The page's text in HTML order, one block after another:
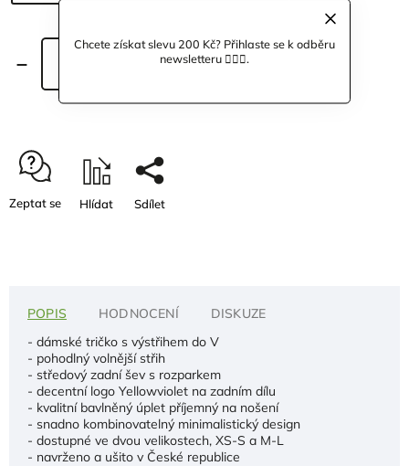
Chcete získat slevu 200 Kč? Přihlaste se k odběru
newsletteru 🙋🏼‍♀️.
Přidat do košíku
Zeptat se Hlídat Sdílet
POPIS HODNOCENÍ
DISKUZE
- dámské tričko s výstřihem do V
- pohodlný volnější střih
- středový zadní šev s rozparkem
- decentní logo Yellowviolet na zadním dílu
- kvalitní bavlněný úplet příjemný na nošení
- snadno kombinovatelný minimalistický design
- dostupné ve dvou velikostech, XS-S a M-L
- navrženo a ušito v České republice